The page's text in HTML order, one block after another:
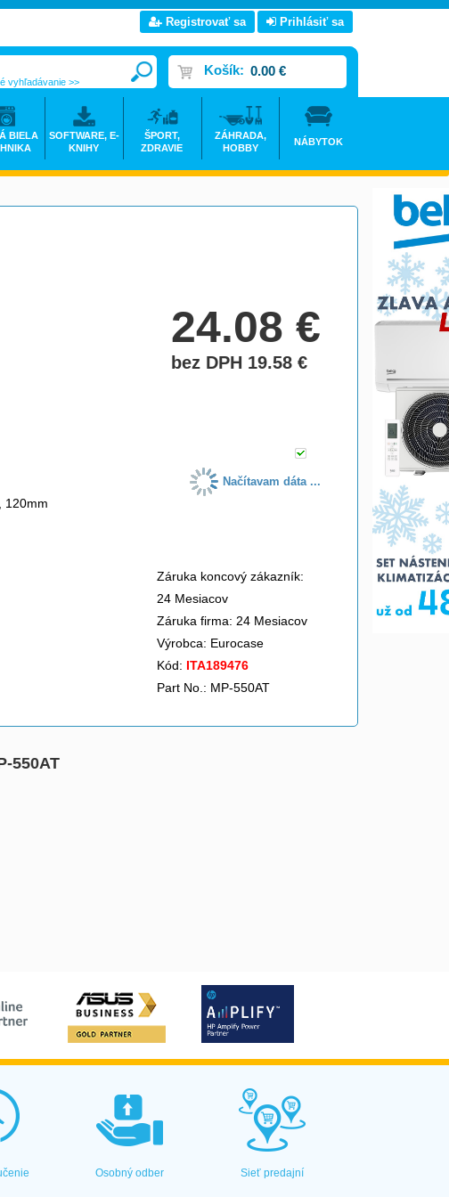
24.08€
bez DPH 19.58€
Načítavam dáta ...
120mm
Záruka koncový zákazník:
24 Mesiacov
Záruka firma: 24 Mesiacov
Výrobca: Eurocase
Kód: ITA189476
Part No.: MP-550AT
550AT
Registrovať sa Prihlásiť sa
Košík: 0.00 €
vyhľadávanie >>
BIELA
SOFTWARE, E-
KNIHY
ŠPORT,
ZDRAVIE
ZÁHRADA,
HOBBY
NÁBYTOK
Osobný odber Sieť predajní